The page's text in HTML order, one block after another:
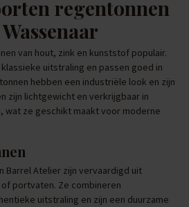
regentonnen
van hout, zink en kunststof populair.
uitstraling en passen goed in
hebben een industriële look en zijn
zijn lichtgewicht en verkrijgbaar in
wat ze geschikt maakt voor moderne
Barrel Atelier zijn vervaardigd uit
portvaten. Ze combineren
uitstraling en zijn een duurzame